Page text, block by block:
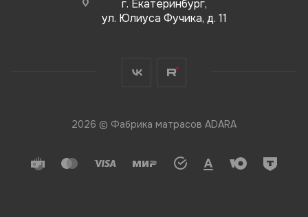
г. Екатеринбург,
ул. Юлиуса Фучика, д. 11
2026 © Фабрика матрасов ADARA